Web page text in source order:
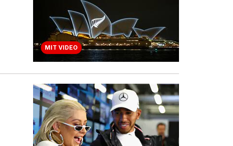
MIT VIDEO